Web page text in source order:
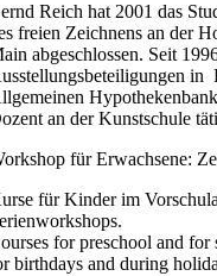
Reich hat 2001 das
freien Zeichnens an der
abgeschlossen. Seit
in
an der Kunstschule
für Erwachsene:
für Kinder im
for preschool and
birthdays and during